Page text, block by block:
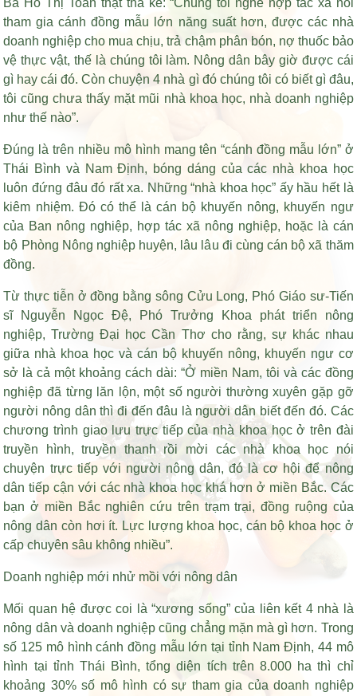
tham gia cánh đồng mẫu lớn năng suất hơn, được các nhà
doanh nghiệp cho mua chịu, trả chậm phân bón, nợ thuốc bảo
vệ thực vật, thế là chúng tôi làm. Nông dân bây giờ được cái
gì hay cái đó. Còn chuyện 4 nhà gì đó chúng tôi có biết gì đâu,
tôi cũng chưa thấy mặt mũi nhà khoa học, nhà doanh nghiệp
như thế nào”.
Đúng là trên nhiều mô hình mang tên “cánh đồng mẫu lớn” ở
Thái Bình và Nam Định, bóng dáng của các nhà khoa học
luôn đứng đâu đó rất xa. Những “nhà khoa học” ấy hầu hết là
kiêm nhiệm. Đó có thể là cán bộ khuyến nông, khuyến ngư
của Ban nông nghiệp, hợp tác xã nông nghiệp, hoặc là cán
bộ Phòng Nông nghiệp huyện, lâu lâu đi cùng cán bộ xã thăm
đồng.
Từ thực tiễn ở đồng bằng sông Cửu Long, Phó Giáo sư-Tiến
sĩ Nguyễn Ngọc Đệ, Phó Trưởng Khoa phát triển nông
nghiệp, Trường Đại học Cần Thơ cho rằng, sự khác nhau
giữa nhà khoa học và cán bộ khuyến nông, khuyến ngư cơ
sở là cả một khoảng cách dài: “Ở miền Nam, tôi và các đồng
nghiệp đã từng lăn lộn, một số người thường xuyên gặp gỡ
người nông dân thì đi đến đâu là người dân biết đến đó. Các
chương trình giao lưu trực tiếp của nhà khoa học ở trên đài
truyền hình, truyền thanh rồi mời các nhà khoa học nói
chuyện trực tiếp với người nông dân, đó là cơ hội để nông
dân tiếp cận với các nhà khoa học khá hơn ở miền Bắc. Các
bạn ở miền Bắc nghiên cứu trên trạm trại, đồng ruộng của
nông dân còn hơi ít. Lực lượng khoa học, cán bộ khoa học ở
cấp chuyên sâu không nhiều”.
Doanh nghiệp mới nhử mồi với nông dân
Mối quan hệ được coi là “xương sống” của liên kết 4 nhà là
nông dân và doanh nghiệp cũng chẳng mặn mà gì hơn. Trong
số 125 mô hình cánh đồng mẫu lớn tại tỉnh Nam Định, 44 mô
hình tại tỉnh Thái Bình, tổng diện tích trên 8.000 ha thì chỉ
khoảng 30% số mô hình có sự tham gia của doanh nghiệp